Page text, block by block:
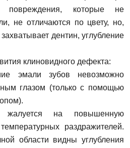
повреждения, которые не
не отличаются по цвету, но,
дентин, углубление
клиновидного дефекта:
эмали зубов невозможно
глазом (только с помощью
жалуется на повышенную
раздражителей.
области видны углубления